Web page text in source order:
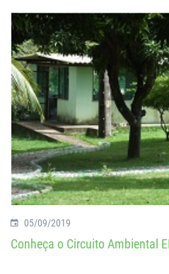
05/09/2019
Conheça o Circuito Ambiental